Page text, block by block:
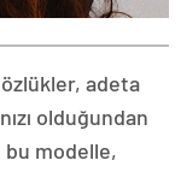
adeta
olduğundan
bu modelle,